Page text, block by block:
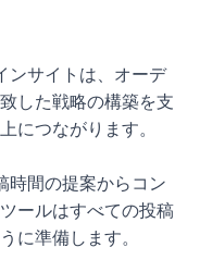
ンサイトは、オーデ
した戦略の構築を支
につながります。
時間の提案からコン
ールはすべての投稿
に準備します。